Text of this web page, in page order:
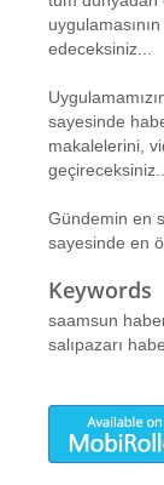
edeceksiniz...
sayesinde
makalelerini,
geçireceksiniz...
Gündemin en
sayesinde en
Keywords
saamsun
salıpazarı